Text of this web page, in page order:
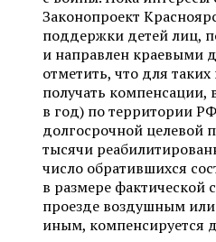
Законопроект
поддержки детей лиц,
и направлен краевыми
отметить, что для
получать компенсации,
в год) по территории
долгосрочной целевой
тысячи
число обратившихся
в размере фактической
проезде воздушным
иным, компенсируется